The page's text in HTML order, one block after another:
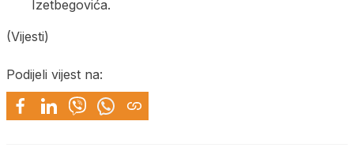
Izetbegovića.
(Vijesti)
Podijeli vijest na: